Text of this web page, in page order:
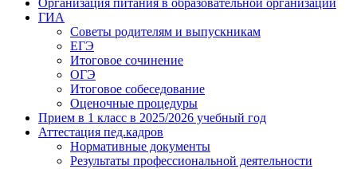
Организация питания в образовательной организации
ГИА
Советы родителям и выпускникам
ЕГЭ
Итоговое сочинение
ОГЭ
Итоговое собеседование
Оценочные процедуры
Прием в 1 класс в 2025/2026 учебный год
Аттестация пед.кадров
Нормативные документы
Результаты профессиональной деятельности